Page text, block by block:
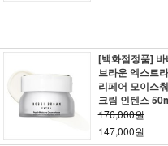
[백화점정품] 바
브라운 엑스트라
리페어 모이스춰
크림 인텐스
176,000원
147,000원